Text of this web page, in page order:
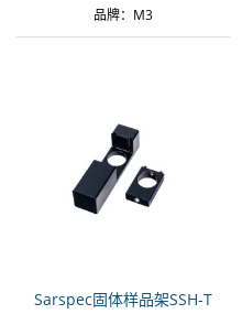
品牌：M3
Sarspec固体样品架SSH-T